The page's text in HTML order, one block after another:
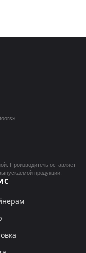
Производитель оставляет
продукции.